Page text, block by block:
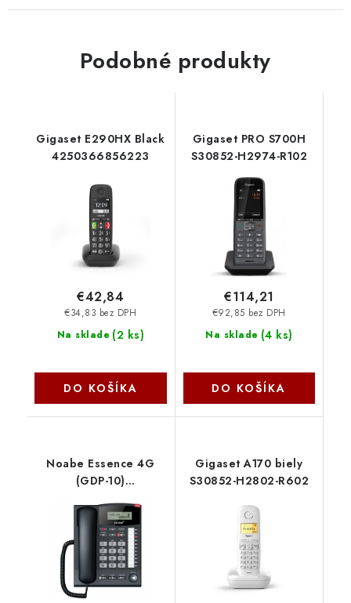
Podobné produkty
Gigaset E290HX Black
4250366856223
Na sklade (2 ks)
€34,83 bez DPH
€42,84
DO KOŠÍKA
Gigaset PRO S700H
S30852-H2974-R102
Na sklade (4 ks)
€92,85 bez DPH
€114,21
DO KOŠÍKA
Noabe Essence 4G
(GDP-10)
NoName
Gigaset A170 biely
S30852-H2802-R602